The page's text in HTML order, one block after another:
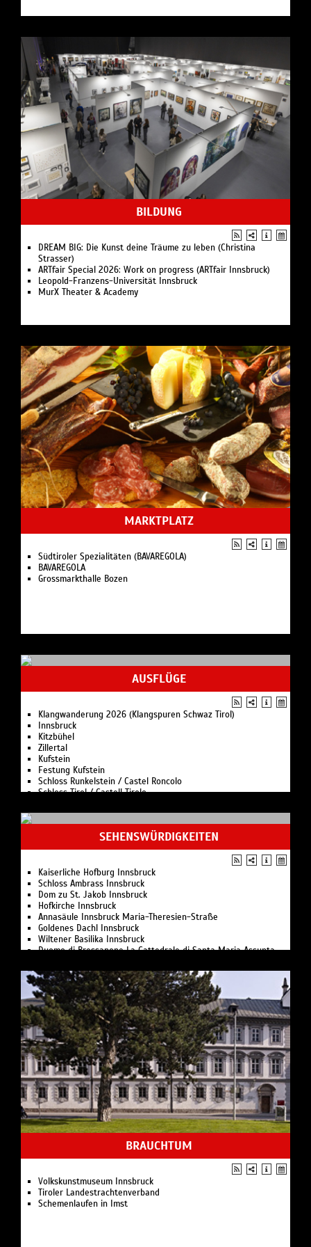
BILDUNG
DREAM BIG: Die Kunst deine Träume zu leben (Christina
Strasser)
ARTfair Special 2026: Work on progress (ARTfair Innsbruck)
Leopold-Franzens-Universität Innsbruck
MurX Theater & Academy
MARKTPLATZ
Südtiroler Spezialitäten (BAVAREGOLA)
BAVAREGOLA
Grossmarkthalle Bozen
AUSFLÜGE
Klangwanderung 2026 (Klangspuren Schwaz Tirol)
Innsbruck
Kitzbühel
Zillertal
Kufstein
Festung Kufstein
Schloss Runkelstein / Castel Roncolo
Schloss Tirol / Castell Tirolo
SEHENSWÜRDIGKEITEN
Kaiserliche Hofburg Innsbruck
Schloss Ambrass Innsbruck
Dom zu St. Jakob Innsbruck
Hofkirche Innsbruck
Annasäule Innsbruck Maria-Theresien-Straße
Goldenes Dachl Innsbruck
Wiltener Basilika Innsbruck
Duomo di Bressanone La Cattedrale di Santa Maria Assunta
BRAUCHTUM
Volkskunstmuseum Innsbruck
Tiroler Landestrachtenverband
Schemenlaufen in Imst